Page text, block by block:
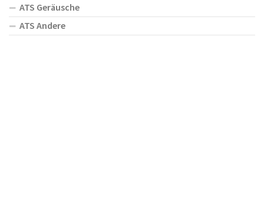
ATS Geräusche
ATS Andere